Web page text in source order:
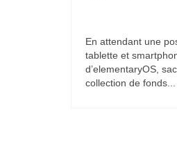
En attendant une
tablette et
d’elementaryOS,
collection de fonds...